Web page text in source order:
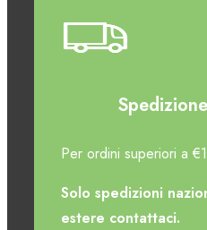
Per ordini superiori a
Solo spedizioni
estere contattaci.